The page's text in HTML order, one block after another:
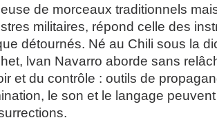
de morceaux traditionnels
militaires, répond celle des
détournés. Né au Chili sous la
lvan Navarro aborde sans
et du contrôle : outils de
le son et le langage